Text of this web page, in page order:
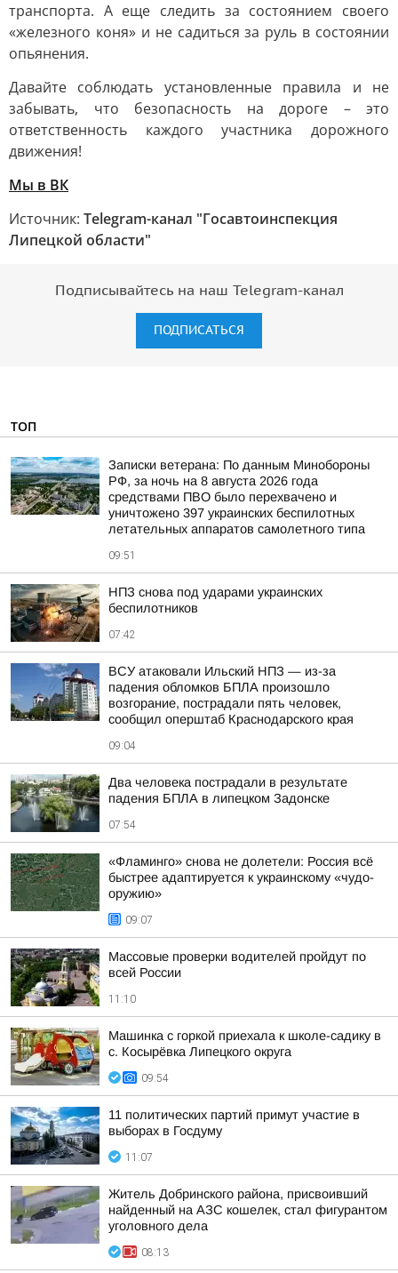
транспорта. А еще следить за состоянием своего
«железного коня» и не садиться за руль в состоянии
опьянения.
Давайте соблюдать установленные правила и не
забывать, что безопасность на дороге – это
ответственность каждого участника дорожного
движения!
Мы в ВК
Источник: Telegram-канал "Госавтоинспекция
Липецкой области"
Подписывайтесь на наш Telegram-канал
ПОДПИСАТЬСЯ
ТОП
Записки ветерана: По данным Минобороны
РФ, за ночь на 8 августа 2026 года
средствами ПВО было перехвачено и
уничтожено 397 украинских беспилотных
летательных аппаратов самолетного типа
09:51
НПЗ снова под ударами украинских
беспилотников
07:42
ВСУ атаковали Ильский НПЗ — из-за
падения обломков БПЛА произошло
возгорание, пострадали пять человек,
сообщил оперштаб Краснодарского края
09:04
Два человека пострадали в результате
падения БПЛА в липецком Задонске
07:54
«Фламинго» снова не долетели: Россия всё
быстрее адаптируется к украинскому «чудо-
оружию»
09:07
Массовые проверки водителей пройдут по
всей России
11:10
Машинка с горкой приехала к школе-садику в
с. Косырёвка Липецкого округа
09:54
11 политических партий примут участие в
выборах в Госдуму
11:07
Житель Добринского района, присвоивший
найденный на АЗС кошелек, стал фигурантом
уголовного дела
08:13